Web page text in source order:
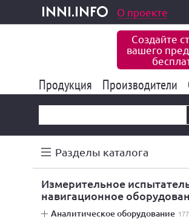
inni.info
и услуги О проекте
Создайте
вашего
Продукция 177 843
Производители
Разделы каталога
измерительное испытательное и
навигационное
аналитическое оборудование 177